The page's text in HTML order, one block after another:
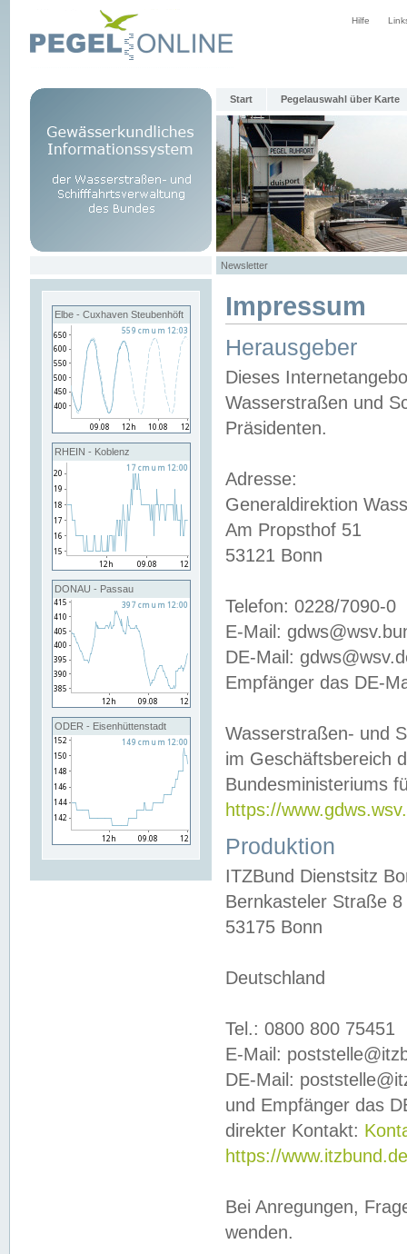
Hilfe
Start Pegelauswahl über Karte
Newsletter
Elbe - Cuxhaven Steubenhöft
RHEIN - Koblenz
DONAU - Passau
ODER - Eisenhüttenstadt
Impressum
Herausgeber
Dieses
Wasserstraßen und
Präsidenten.
Adresse:
Generaldirektion
Am Propsthof 51
53121 Bonn
Telefon: 0228/7090-0
E-Mail:
DE-Mail:
Empfänger das DE-
Wasserstraßen- und
im Geschäftsbereich
Bundesministeriums
https://
Produktion
ITZBund Dienstsitz
Bernkasteler Straße 8
53175 Bonn
Deutschland
Tel.: 0800 800 75451
E-Mail:
DE-Mail:
und Empfänger das
direkter Kontakt:
https://
Bei Anregungen,
wenden.